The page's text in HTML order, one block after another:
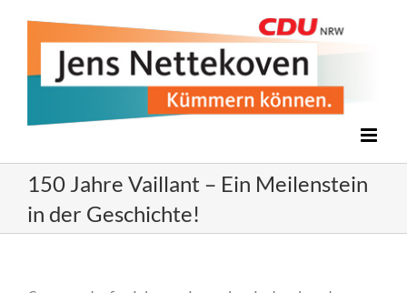
150 Jahre Vaillant – Ein Meilenstein
in der Geschichte!